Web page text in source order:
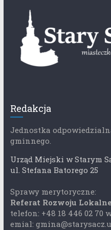
Redakcja
Jednostka
gminnego.
Urząd Miejski w Starym
ul. Stefana Batorego 25
Sprawy merytoryczne:
Referat Rozwoju
telefon: +48 18 446 02 70
emial: